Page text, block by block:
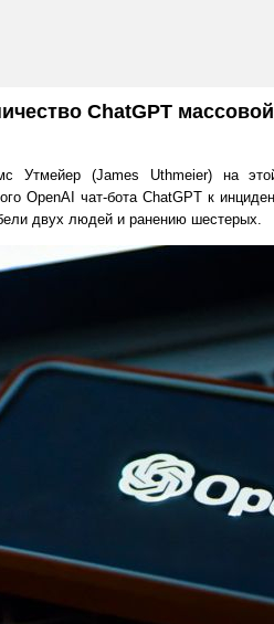
ChatGPT
Утмейер (James Uthmeier) на
OpenAI чат-бота ChatGPT к
двух людей и ранению шестерых.